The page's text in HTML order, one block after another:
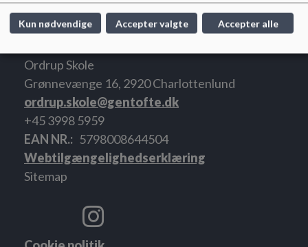
Ordrup Skole
Grønnevænge 16, 2920 Charlottenlund
ordrup.skole@gentofte.dk
+45 3998 5959
EAN NR.
5798008644504
Webtilgængelighedserklæring
Sitemap
Kun nødvendige Accepter valgte Accepter alle